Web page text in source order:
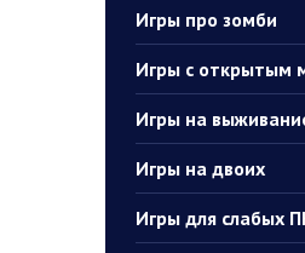
Игры про зомби
Игры с открытым
Игры на
Игры на двоих
Игры для слабых